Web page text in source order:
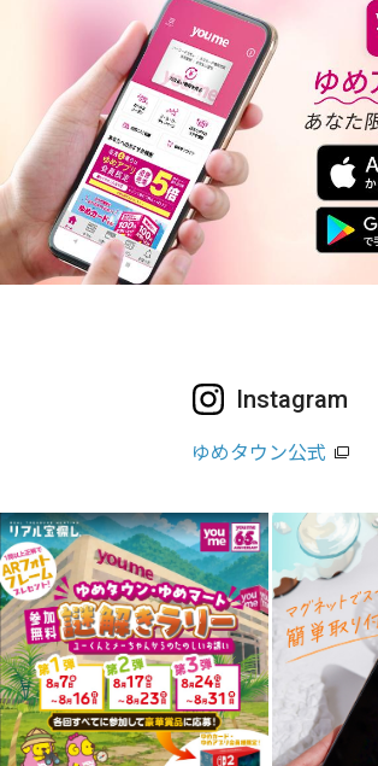
Instagram
ゆめタウン公式